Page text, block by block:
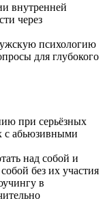
внутренней
через
психологию
для глубокого
при серьёзных
с абьюзивными
над собой и
без их участия
в